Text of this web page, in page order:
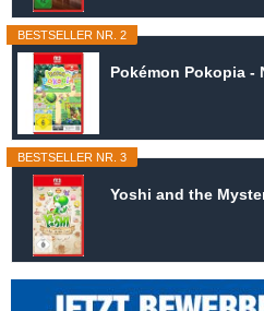
BESTSELLER NR. 2
Pokémon Pokopia -
BESTSELLER NR. 3
Yoshi and the